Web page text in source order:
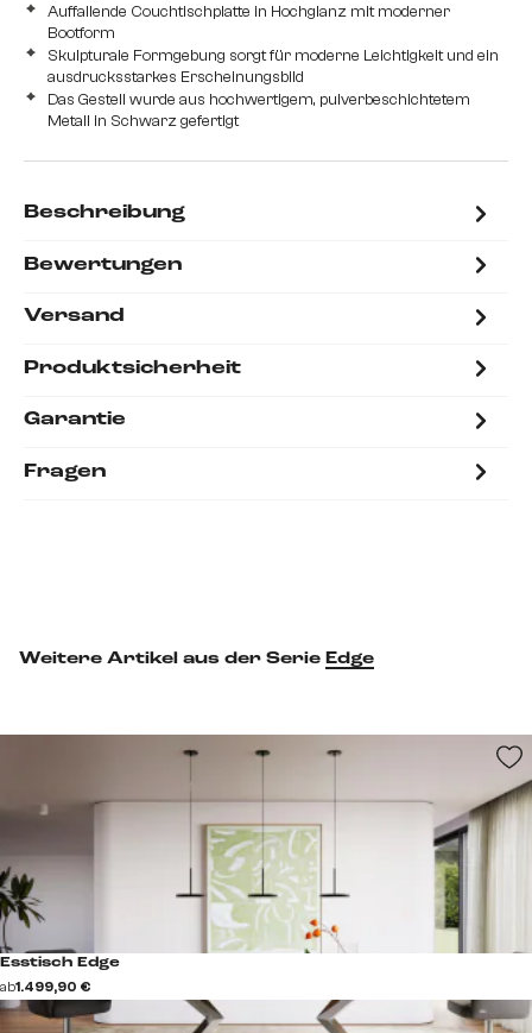
Auffallende Couchtischplatte in Hochglanz mit moderner
Bootform
Skulpturale Formgebung sorgt für moderne Leichtigkeit und ein
ausdrucksstarkes Erscheinungsbild
Das Gestell wurde aus hochwertigem, pulverbeschichtetem
Metall in Schwarz gefertigt
Beschreibung
Bewertungen
Versand
Produktsicherheit
Garantie
Fragen
Weitere Artikel aus der Serie Edge
Esstisch Edge
ab1.499,90 €